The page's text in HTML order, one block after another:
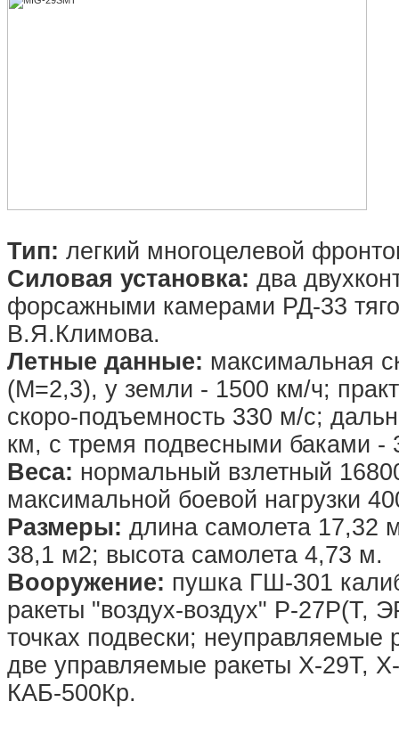
Тип: легкий многоцелевой
Силовая установка: два
форсажными камерами РД-33
В.Я.Климова.
Летные данные: максимальная
(М=2,3), у земли - 1500 км/ч;
скоро-подъемность 330 м/с;
км, с тремя подвесными баками -
Веса: нормальный взлетный
максимальной боевой нагрузки
Размеры: длина самолета 17,32
38,1 м2; высота самолета 4,73 м.
Вооружение: пушка ГШ-301
ракеты "воздух-воздух" Р-
точках подвески;
две управляемые ракеты Х-29Т,
КАБ-500Кр.